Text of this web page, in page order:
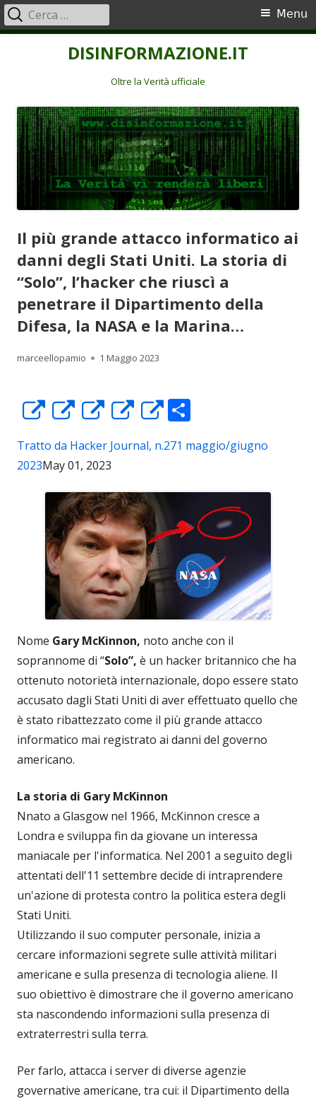
DISINFORMAZIONE.IT
Oltre la Verità ufficiale
Menu
principale
Menu
Ricerca
per:
Il più grande attacco informatico ai
danni degli Stati Uniti. La storia di
“Solo”, l’hacker che riuscì a
penetrare il Dipartimento della
Difesa, la NASA e la Marina…
Autore
marceellopamio Pubblicato
1 Maggio 2023
Apre
una
nuova
finestra
Apre
una
nuova
finestra
Apre
una
nuova
finestra
Apre
una
finestra
Apre
una
finestra
n
vi
di
Tratto da Hacker Journal, n.271 maggio/giugno
2023May 01, 2023
Nome Gary McKinnon, noto anche con il
soprannome di “Solo”, è un hacker britannico che ha
ottenuto notorietà internazionale, dopo essere stato
accusato dagli Stati Uniti di aver effettuato quello che
è stato ribattezzato come il più grande attacco
informatico mai registrato ai danni del governo
americano.
La storia di Gary McKinnon
Nnato a Glasgow nel 1966, McKinnon cresce a
Londra e sviluppa fin da giovane un interessa
maniacale per l'informatica. Nel 2001 a seguito degli
attentati dell'11 settembre decide di intraprendere
un'azione di protesta contro la politica estera degli
Stati Uniti.
Utilizzando il suo computer personale, inizia a
cercare informazioni segrete sulle attività militari
americane e sulla presenza di tecnologia aliene. Il
suo obiettivo è dimostrare che il governo americano
sta nascondendo informazioni sulla presenza di
extraterrestri sulla terra.
Per farlo, attacca i server di diverse agenzie
governative americane, tra cui: il Dipartimento della